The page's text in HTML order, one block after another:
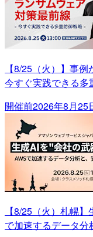
【8/25（火）】事
今すぐ実践できる多
開催前2026年8月25
【8/25（火）札幌
で加速するデータ